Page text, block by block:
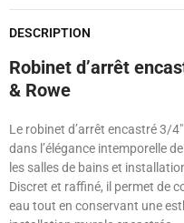
DESCRIPTION
Robinet d’arrêt
& Rowe
Le robinet d’arrêt encastré 3/
dans l’élégance intemporelle
les salles de bains et
Discret et raffiné, il permet de
eau tout en conservant une